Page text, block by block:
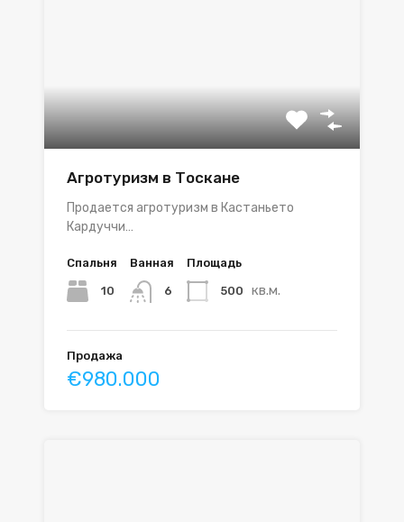
Агротуризм в Тоскане
Продается агротуризм в Кастаньето
Кардуччи…
Спальня
10
Ванная
6
Площадь
500 кв.м.
Продажа
€980.000